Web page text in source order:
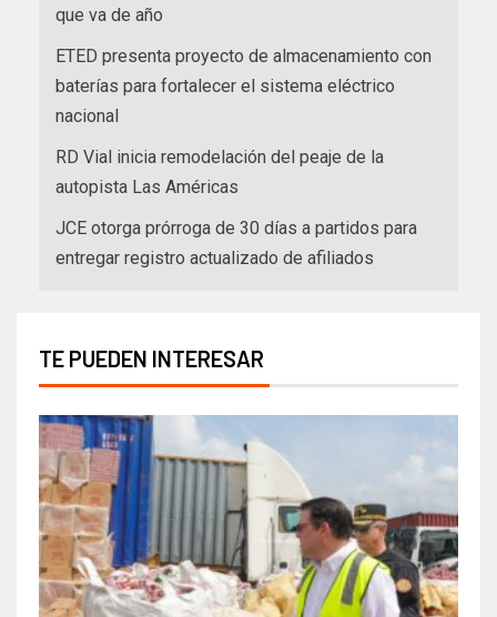
que va de año
ETED presenta proyecto de almacenamiento con
baterías para fortalecer el sistema eléctrico
nacional
RD Vial inicia remodelación del peaje de la
autopista Las Américas
JCE otorga prórroga de 30 días a partidos para
entregar registro actualizado de afiliados
TE PUEDEN INTERESAR